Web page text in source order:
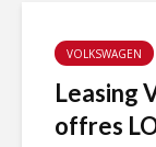
VOLKSWAGEN
Leasing
offres